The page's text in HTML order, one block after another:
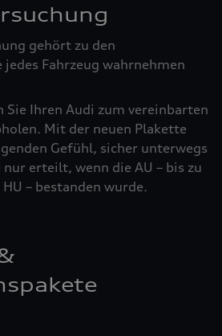
gehört zu den
Fahrzeug wahrnehmen
Sie Ihren Audi zum vereinbarten
Mit der neuen Plakette
Gefühl, sicher unterwegs
nur erteilt, wenn die AU – bis zu
– bestanden wurde.